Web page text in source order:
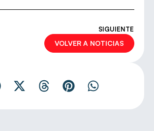
SIGUIENTE
VOLVER A NOTICIAS